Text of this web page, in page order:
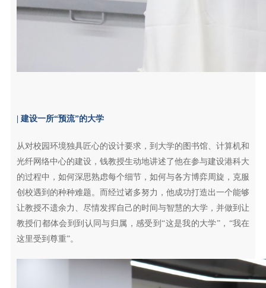
| 建设一所“预流”的大学
从对校园环境独具匠心的设计要求，到大学的图书馆、计算机和
光纤网络中心的建设，钱教授生动地讲述了他在参与建设港科大
的过程中，如何深思熟虑每个细节，如何与各方博弈周旋，克服
创校遇到的种种难题。而经过诸多努力，他成功打造出一个能够
让教授不遗余力、尽情发挥自己的时间与智慧的大学，并做到让
教授们都体会到到认同与归属，感受到“这是我的大学”，“我在
这里受到尊重”。